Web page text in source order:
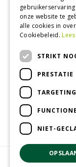
Tuincentrum Breda
onze website te
alle cookies in
Cookiebeleid.
STRIKT
PRESTATIE
TARGETING
NIET-